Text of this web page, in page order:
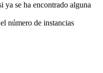
se ha encontrado alguna
número de instancias